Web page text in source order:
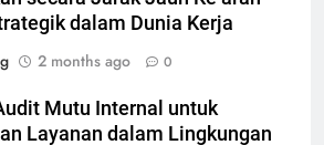
dalam Dunia Kerja
2 months ago 0
Mutu Internal untuk
Layanan dalam Lingkungan